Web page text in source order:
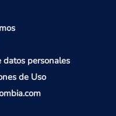
personales
de Uso